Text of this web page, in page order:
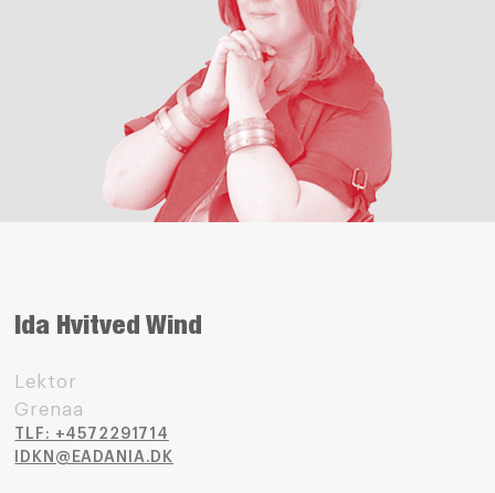
Ida Hvitved Wind
Lektor
Grenaa
TLF: +4572291714
IDKN@EADANIA.DK